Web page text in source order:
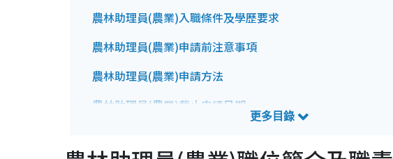
農林助理員(農業)入職條件及學歷要求
農林助理員(農業)申請前注意事項
農林助理員(農業)申請方法
農林助理員(農業)截止申請日期